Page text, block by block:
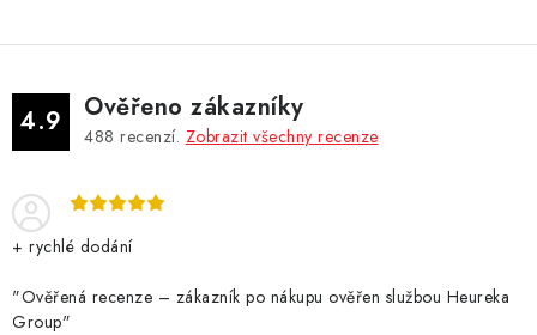
4.9 Ověřeno zákazníky
488 recenzí. Zobrazit všechny recenze
+ rychlé dodání
"Ověřená recenze – zákazník po nákupu ověřen službou Heureka
Group"